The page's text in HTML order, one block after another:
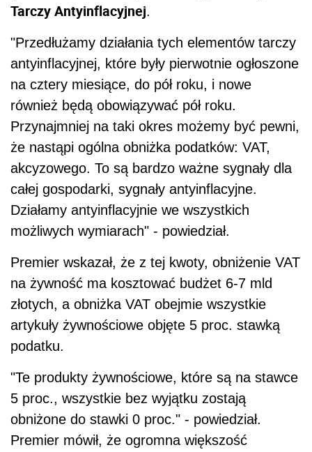
Tarczy Antyinflacyjnej.
"Przedłużamy działania tych elementów tarczy
antyinflacyjnej, które były pierwotnie ogłoszone
na cztery miesiące, do pół roku, i nowe
również będą obowiązywać pół roku.
Przynajmniej na taki okres możemy być pewni,
że nastąpi ogólna obniżka podatków: VAT,
akcyzowego. To są bardzo ważne sygnały dla
całej gospodarki, sygnały antyinflacyjne.
Działamy antyinflacyjnie we wszystkich
możliwych wymiarach" - powiedział.
Premier wskazał, że z tej kwoty, obniżenie VAT
na żywność ma kosztować budżet 6-7 mld
złotych, a obniżka VAT obejmie wszystkie
artykuły żywnościowe objęte 5 proc. stawką
podatku.
"Te produkty żywnościowe, które są na stawce
5 proc., wszystkie bez wyjątku zostają
obniżone do stawki 0 proc." - powiedział.
Premier mówił, że ogromna większość